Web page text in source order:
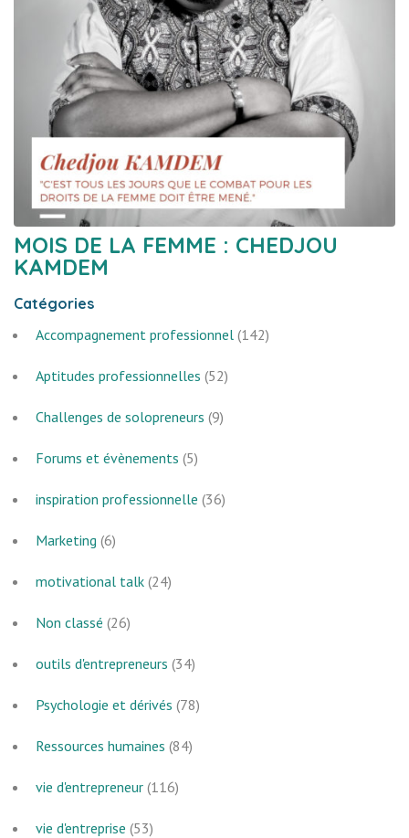
MOIS DE LA FEMME : CHEDJOU
KAMDEM
Catégories
Accompagnement professionnel (142)
Aptitudes professionnelles (52)
Challenges de solopreneurs (9)
Forums et évènements (5)
inspiration professionnelle (36)
Marketing (6)
motivational talk (24)
Non classé (26)
outils d'entrepreneurs (34)
Psychologie et dérivés (78)
Ressources humaines (84)
vie d'entrepreneur (116)
vie d'entreprise (53)